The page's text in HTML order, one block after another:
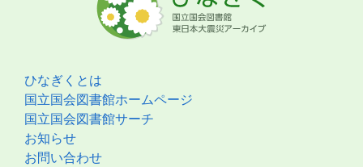
ひなぎくとは
国立国会図書館ホームページ
国立国会図書館サーチ
お知らせ
お問い合わせ